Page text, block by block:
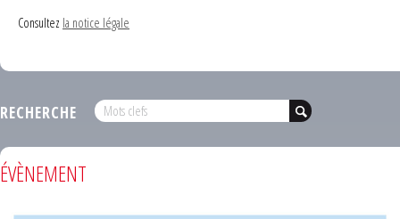
Consultez la notice légale
RECHERCHE
ÉVÈNEMENT